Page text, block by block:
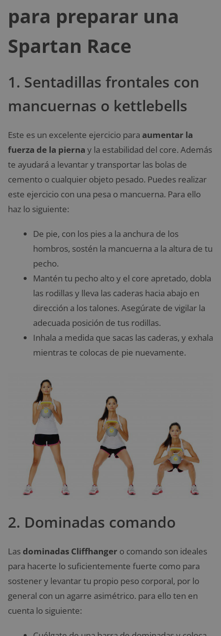
para preparar una
Spartan Race
1. Sentadillas frontales con
mancuernas o kettlebells
Este es un excelente ejercicio para aumentar la
fuerza de la pierna y la estabilidad del core. Además
te ayudará a levantar y transportar las bolas de
cemento o cualquier objeto pesado. Puedes realizar
este ejercicio con una pesa o mancuerna. Para ello
haz lo siguiente:
De pie, con los pies a la anchura de los
hombros, sostén la mancuerna a la altura de tu
pecho.
Mantén tu pecho alto y el core apretado, dobla
las rodillas y lleva las caderas hacia abajo en
dirección a los talones. Asegúrate de vigilar la
adecuada posición de tus rodillas.
Inhala a medida que sacas las caderas, y exhala
mientras te colocas de pie nuevamente.
2. Dominadas comando
Las dominadas Cliffhanger o comando son ideales
para hacerte lo suficientemente fuerte como para
sostener y levantar tu propio peso corporal, por lo
general con un agarre asimétrico. para ello ten en
cuenta lo siguiente: